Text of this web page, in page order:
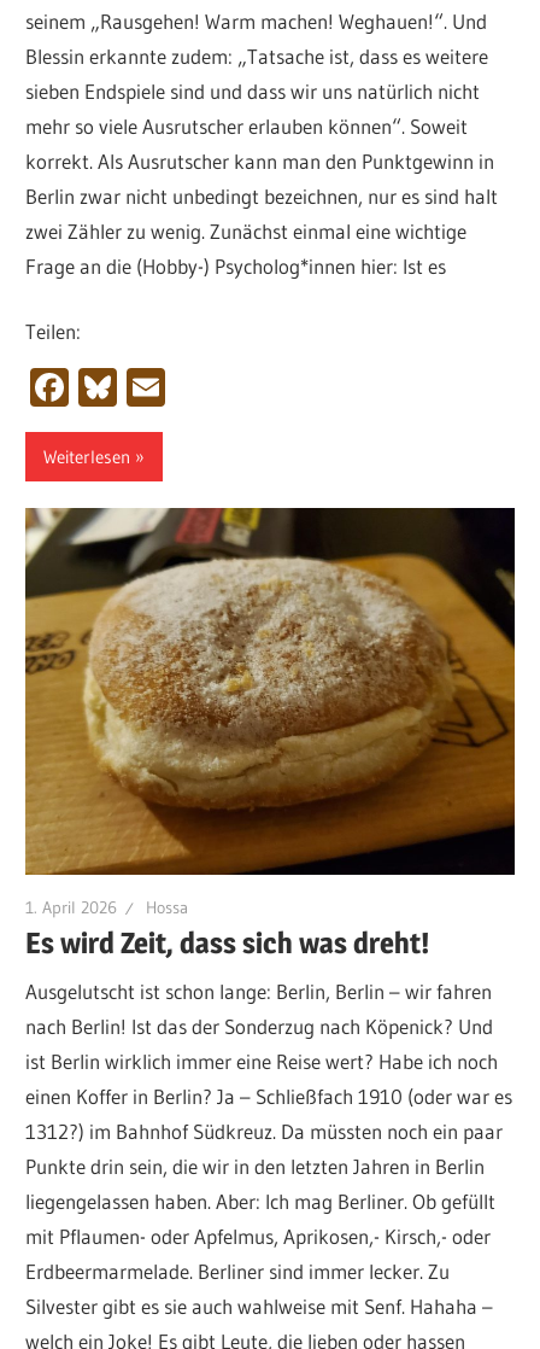
seinem „Rausgehen! Warm machen! Weghauen!“. Und
Blessin erkannte zudem: „Tatsache ist, dass es weitere
sieben Endspiele sind und dass wir uns natürlich nicht
mehr so viele Ausrutscher erlauben können“. Soweit
korrekt. Als Ausrutscher kann man den Punktgewinn in
Berlin zwar nicht unbedingt bezeichnen, nur es sind halt
zwei Zähler zu wenig. Zunächst einmal eine wichtige
Frage an die (Hobby-) Psycholog*innen hier: Ist es
Teilen:
Facebook
Bluesky
Weiterlesen
1. April 2026 Hossa
Es wird Zeit, dass sich was dreht!
Ausgelutscht ist schon lange: Berlin, Berlin – wir fahren
nach Berlin! Ist das der Sonderzug nach Köpenick? Und
ist Berlin wirklich immer eine Reise wert? Habe ich noch
einen Koffer in Berlin? Ja – Schließfach 1910 (oder war es
1312?) im Bahnhof Südkreuz. Da müssten noch ein paar
Punkte drin sein, die wir in den letzten Jahren in Berlin
liegengelassen haben. Aber: Ich mag Berliner. Ob gefüllt
mit Pflaumen- oder Apfelmus, Aprikosen,- Kirsch,- oder
Erdbeermarmelade. Berliner sind immer lecker. Zu
Silvester gibt es sie auch wahlweise mit Senf. Hahaha –
welch ein Joke! Es gibt Leute, die lieben oder hassen